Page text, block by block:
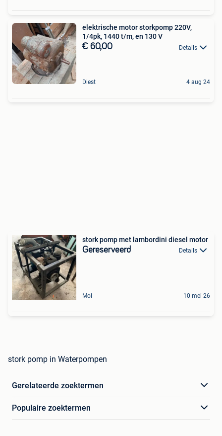
elektrische motor storkpomp 220V,
1/4pk, 1440 t/m, en 130 V
€ 60,00 Details
Diest 4 aug 24
stork pomp met lambordini diesel motor
Gereserveerd Details
Mol 10 mei 26
stork pomp in Waterpompen
Gerelateerde zoektermen
Populaire zoektermen